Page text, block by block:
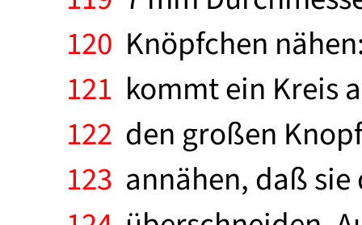
120 Knöpfchen
121 kommt ein Kreis
122 den großen
123 annähen, daß